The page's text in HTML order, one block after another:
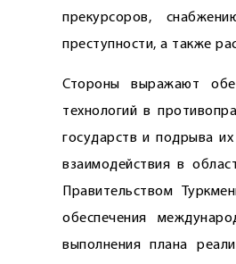
прекурсоров,
преступности, а также
Стороны выражают
технологий в
государств и подрыва
взаимодействия в
Правительством
обеспечения
выполнения плана